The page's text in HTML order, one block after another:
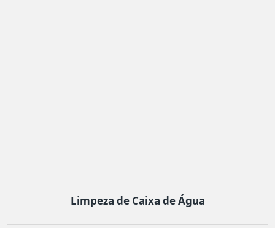
Limpeza de Caixa de Água